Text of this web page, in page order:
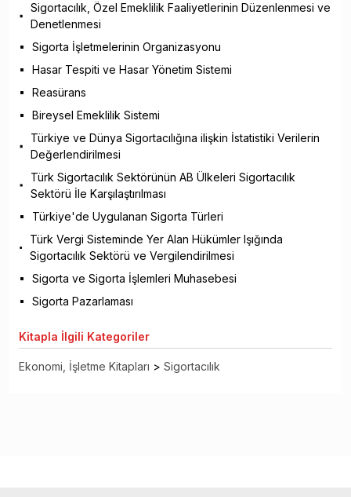
Sigortacılık, Özel Emeklilik Faaliyetlerinin Düzenlenmesi ve
Denetlenmesi
Sigorta İşletmelerinin Organizasyonu
Hasar Tespiti ve Hasar Yönetim Sistemi
Reasürans
Bireysel Emeklilik Sistemi
Türkiye ve Dünya Sigortacılığına ilişkin İstatistiki Verilerin
Değerlendirilmesi
Türk Sigortacılık Sektörünün AB Ülkeleri Sigortacılık
Sektörü İle Karşılaştırılması
Türkiye'de Uygulanan Sigorta Türleri
Türk Vergi Sisteminde Yer Alan Hükümler Işığında
Sigortacılık Sektörü ve Vergilendirilmesi
Sigorta ve Sigorta İşlemleri Muhasebesi
Sigorta Pazarlaması
Kitapla İlgili Kategoriler
Ekonomi, İşletme Kitapları > Sigortacılık